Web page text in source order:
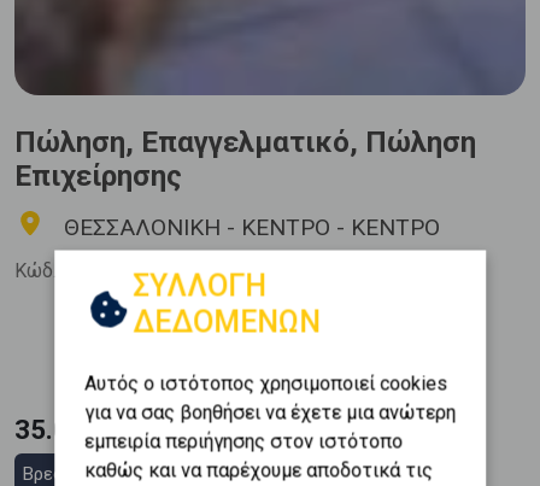
Πώληση, Επαγγελματικό, Πώληση
Επιχείρησης
ΘΕΣΣΑΛΟΝΙΚΗ - ΚΕΝΤΡΟ - ΚΕΝΤΡΟ
Κώδ. Ακινήτου:520208
Όροφος
35.000 €
Βρες στεγαστικό δάνειο
ΣΥΛΛΟΓΗ
ΔΕΔΟΜΕΝΩΝ
Αυτός ο ιστότοπος χρησιμοποιεί cookies
για να σας βοηθήσει να έχετε μια ανώτερη
εμπειρία περιήγησης στον ιστότοπο
καθώς και να παρέχουμε αποδοτικά τις